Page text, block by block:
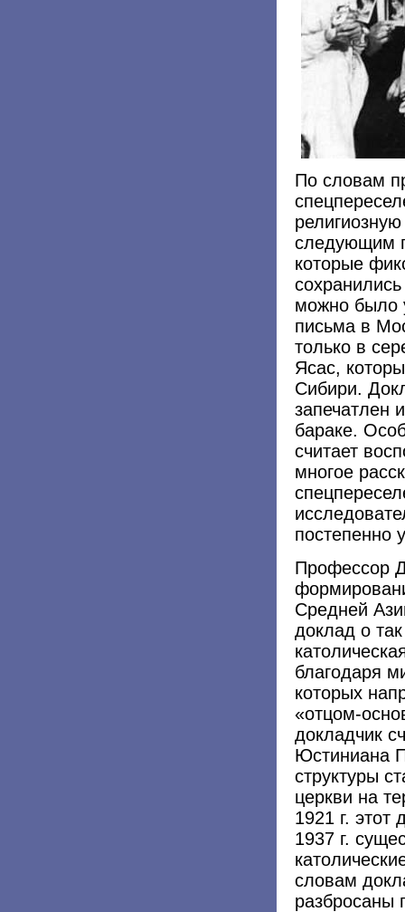
По словам
следующим
которые
можно было
письма в
только в
Ясас,
Сибири.
запечатлен
бараке.
считает
многое
постепенно
Профессор
Средней
доклад о
благодаря
которых
«отцом-
докладчик
Юстиниана
структуры
церкви на
1921 г.
1937 г.
словам
разбросаны